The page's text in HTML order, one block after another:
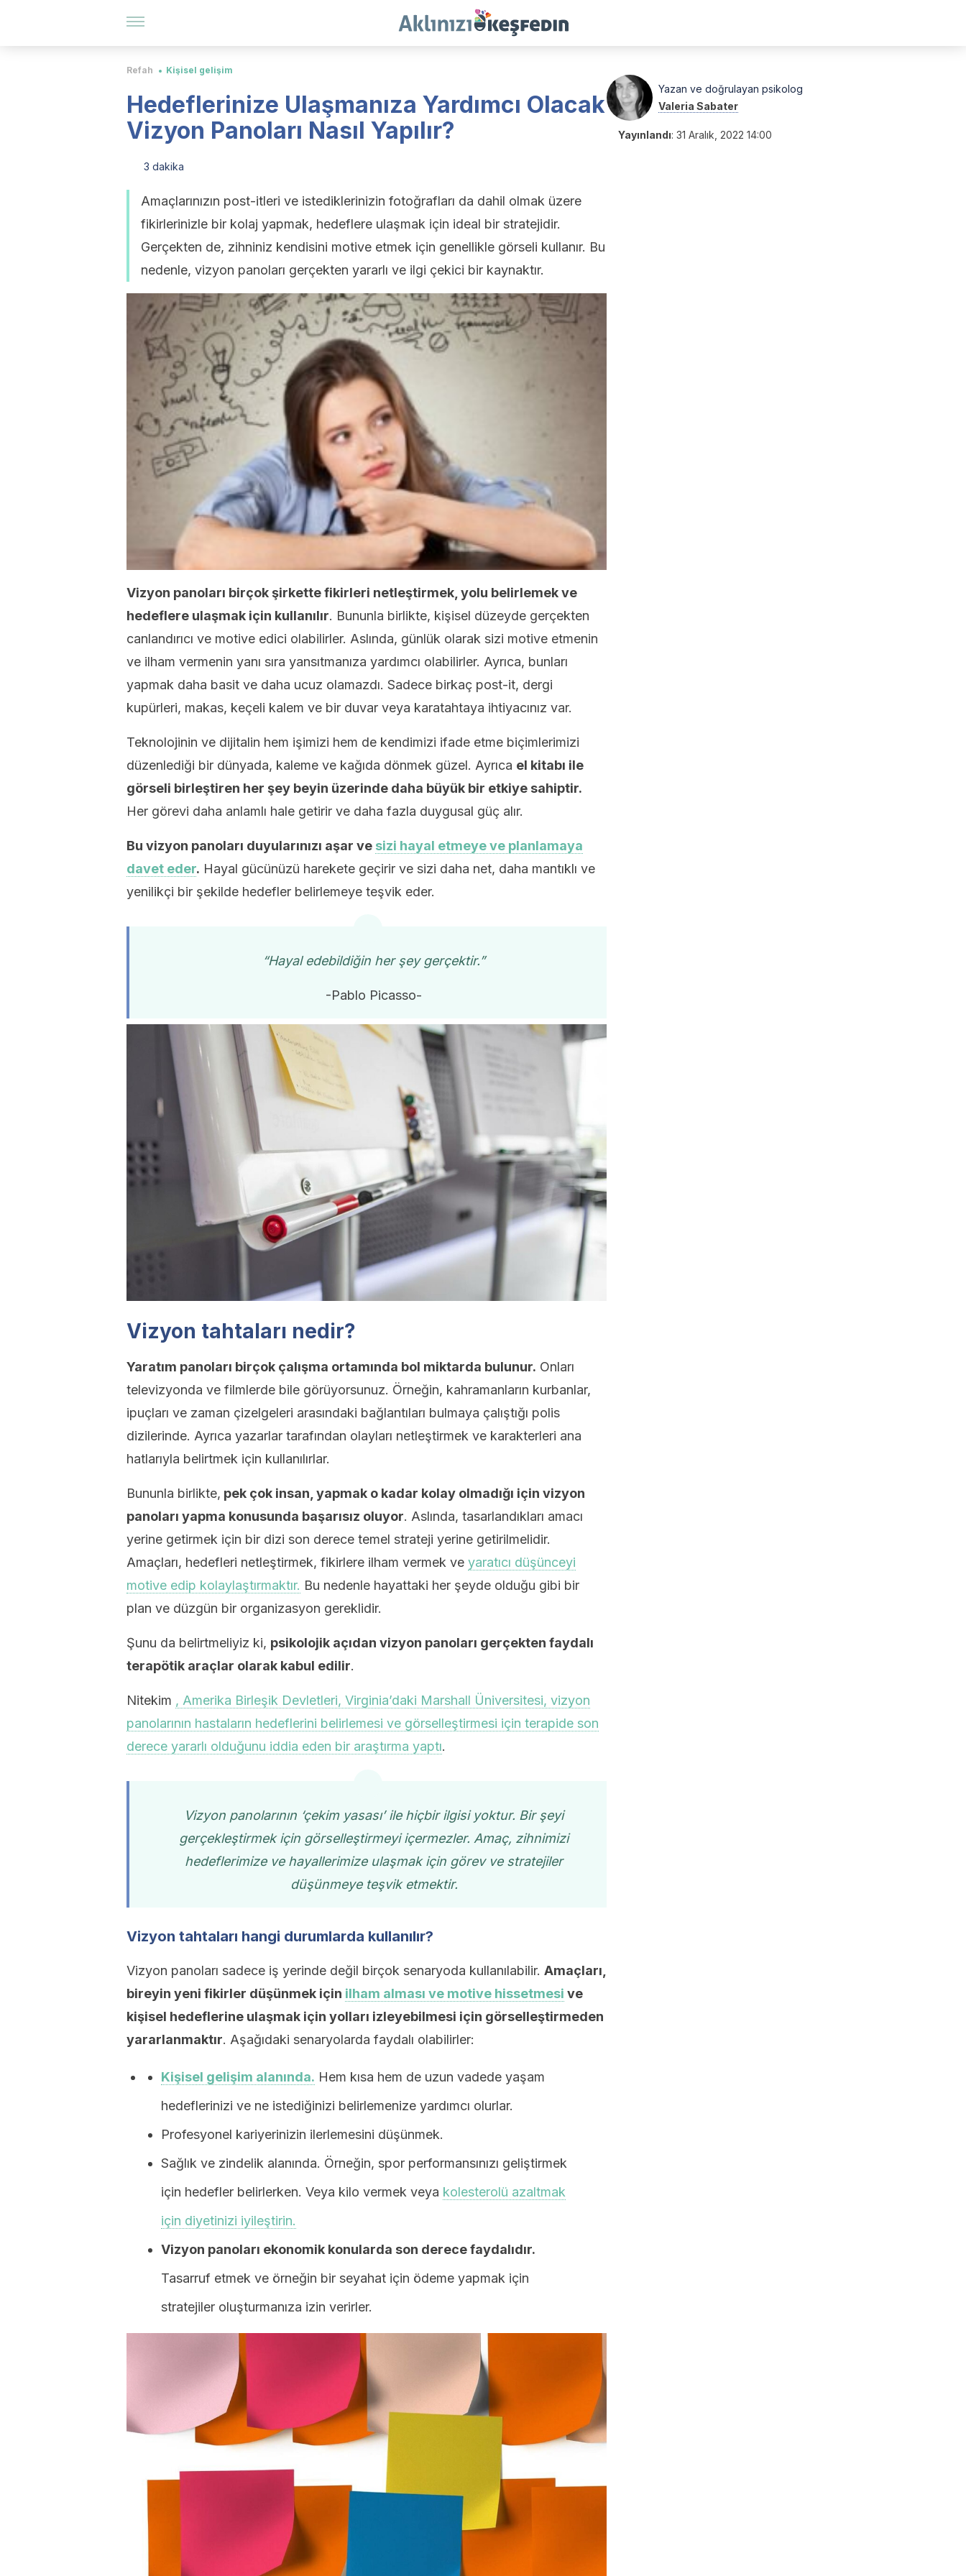
Refah Kişisel gelişim
Hedeflerinize Ulaşmanıza Yardımcı Olacak
Vizyon Panoları Nasıl Yapılır?
3 dakika
Amaçlarınızın post-itleri ve istediklerinizin fotoğrafları da dahil olmak üzere
fikirlerinizle bir kolaj yapmak, hedeflere ulaşmak için ideal bir stratejidir.
Gerçekten de, zihniniz kendisini motive etmek için genellikle görseli kullanır. Bu
nedenle, vizyon panoları gerçekten yararlı ve ilgi çekici bir kaynaktır.
Vizyon panoları birçok şirkette fikirleri netleştirmek, yolu belirlemek ve
hedeflere ulaşmak için kullanılır. Bununla birlikte, kişisel düzeyde gerçekten
canlandırıcı ve motive edici olabilirler. Aslında, günlük olarak sizi motive etmenin
ve ilham vermenin yanı sıra yansıtmanıza yardımcı olabilirler. Ayrıca, bunları
yapmak daha basit ve daha ucuz olamazdı. Sadece birkaç post-it, dergi
kupürleri, makas, keçeli kalem ve bir duvar veya karatahtaya ihtiyacınız var.
Teknolojinin ve dijitalin hem işimizi hem de kendimizi ifade etme biçimlerimizi
düzenlediği bir dünyada, kaleme ve kağıda dönmek güzel. Ayrıca el kitabı ile
görseli birleştiren her şey beyin üzerinde daha büyük bir etkiye sahiptir.
Her görevi daha anlamlı hale getirir ve daha fazla duygusal güç alır.
Bu vizyon panoları duyularınızı aşar ve sizi hayal etmeye ve planlamaya
davet eder. Hayal gücünüzü harekete geçirir ve sizi daha net, daha mantıklı ve
yenilikçi bir şekilde hedefler belirlemeye teşvik eder.
“Hayal edebildiğin her şey gerçektir.”
-Pablo Picasso-
Vizyon tahtaları nedir?
Yaratım panoları birçok çalışma ortamında bol miktarda bulunur. Onları
televizyonda ve filmlerde bile görüyorsunuz. Örneğin, kahramanların kurbanlar,
ipuçları ve zaman çizelgeleri arasındaki bağlantıları bulmaya çalıştığı polis
dizilerinde. Ayrıca yazarlar tarafından olayları netleştirmek ve karakterleri ana
hatlarıyla belirtmek için kullanılırlar.
Bununla birlikte, pek çok insan, yapmak o kadar kolay olmadığı için vizyon
panoları yapma konusunda başarısız oluyor. Aslında, tasarlandıkları amacı
yerine getirmek için bir dizi son derece temel strateji yerine getirilmelidir.
Amaçları, hedefleri netleştirmek, fikirlere ilham vermek ve yaratıcı düşünceyi
motive edip kolaylaştırmaktır. Bu nedenle hayattaki her şeyde olduğu gibi bir
plan ve düzgün bir organizasyon gereklidir.
Şunu da belirtmeliyiz ki, psikolojik açıdan vizyon panoları gerçekten faydalı
terapötik araçlar olarak kabul edilir.
Nitekim , Amerika Birleşik Devletleri, Virginia’daki Marshall Üniversitesi, vizyon
panolarının hastaların hedeflerini belirlemesi ve görselleştirmesi için terapide son
derece yararlı olduğunu iddia eden bir araştırma yaptı.
Vizyon panolarının ‘çekim yasası’ ile hiçbir ilgisi yoktur. Bir şeyi
gerçekleştirmek için görselleştirmeyi içermezler. Amaç, zihnimizi
hedeflerimize ve hayallerimize ulaşmak için görev ve stratejiler
düşünmeye teşvik etmektir.
Vizyon tahtaları hangi durumlarda kullanılır?
Vizyon panoları sadece iş yerinde değil birçok senaryoda kullanılabilir. Amaçları,
bireyin yeni fikirler düşünmek için ilham alması ve motive hissetmesi ve
kişisel hedeflerine ulaşmak için yolları izleyebilmesi için görselleştirmeden
yararlanmaktır. Aşağıdaki senaryolarda faydalı olabilirler:
Kişisel gelişim alanında. Hem kısa hem de uzun vadede yaşam
hedeflerinizi ve ne istediğinizi belirlemenize yardımcı olurlar.
Profesyonel kariyerinizin ilerlemesini düşünmek.
Sağlık ve zindelik alanında. Örneğin, spor performansınızı geliştirmek
için hedefler belirlerken. Veya kilo vermek veya kolesterolü azaltmak
için diyetinizi iyileştirin.
Vizyon panoları ekonomik konularda son derece faydalıdır.
Tasarruf etmek ve örneğin bir seyahat için ödeme yapmak için
stratejiler oluşturmanıza izin verirler.
Yazan ve doğrulayan psikolog
Valeria Sabater
Yayınlandı: 31 Aralık, 2022 14:00